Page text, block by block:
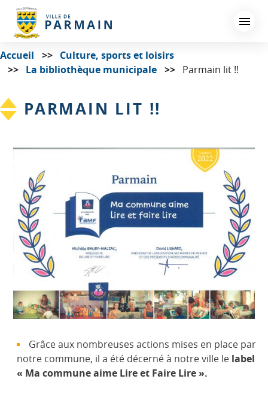
principal
Accueil
Culture, sports et loisirs
La bibliothèque municipale
Parmain lit !!
PARMAIN LIT !!
Grâce aux nombreuses actions mises en place par
notre commune, il a été décerné à notre ville le label
« Ma commune aime Lire et Faire Lire ».